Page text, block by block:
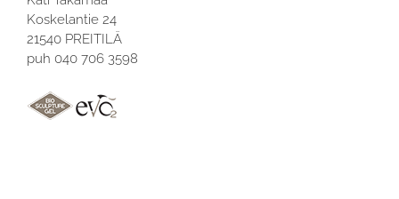
Koskelantie 24
21540 PREITILÄ
puh 040 706 3598